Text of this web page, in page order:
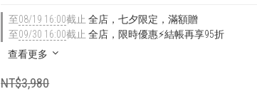
至08/19 16:00截止 全店，七夕限定，滿額贈
至09/30 16:00截止 全店，限時優惠⚡結帳再享95折
查看更多
NT$3,980